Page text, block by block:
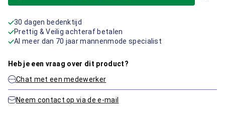
30 dagen bedenktijd
Prettig & Veilig achteraf betalen
Al meer dan 70 jaar mannenmode specialist
Heb je een vraag over dit product?
Chat met een medewerker
Neem contact op via de e-mail